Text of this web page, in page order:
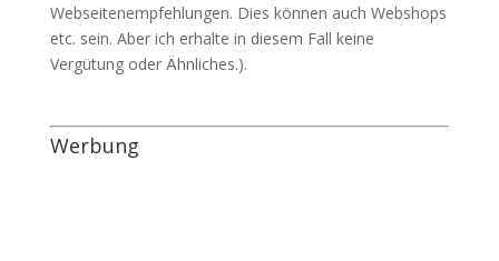
Webseitenempfehlungen. Dies können auch Webshops
etc. sein. Aber ich erhalte in diesem Fall keine
Vergütung oder Ähnliches.).
Werbung